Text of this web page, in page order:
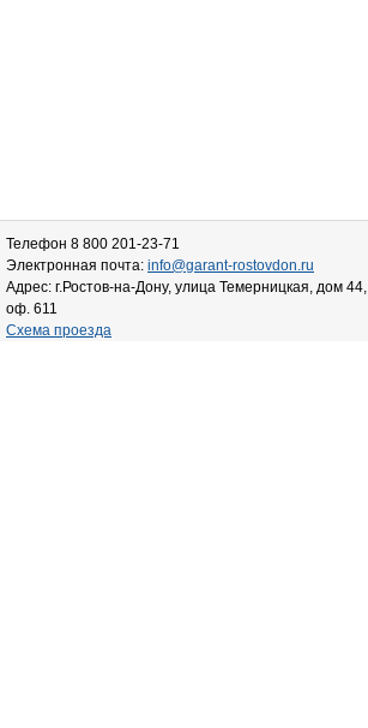
Телефон 8 800 201-23-71
Электронная почта: info@garant-rostovdon.ru
Адрес: г.Ростов-на-Дону, улица Темерницкая, дом 44,
оф. 611
Схема проезда